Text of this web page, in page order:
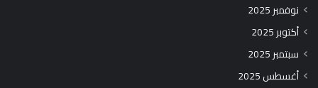
نوفمبر 2025
أكتوبر 2025
سبتمبر 2025
أغسطس 2025